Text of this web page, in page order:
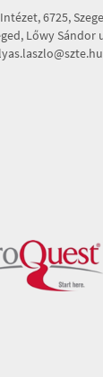
6725,
Lőwy Sándor